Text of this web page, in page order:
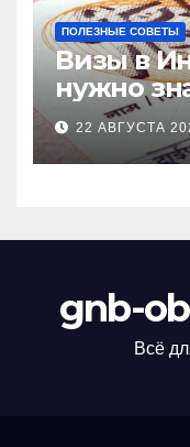
ПОЛЕЗНЫЕ СОВЕТЫ
Визы в
нужно
22 АВГУСТА
gnb-
Всё